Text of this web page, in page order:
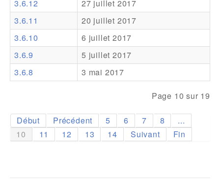
Forum
Support Pro
3.6.12
27 juillet 2017
3.6.11
20 juillet 2017
3.6.10
6 juillet 2017
3.6.9
5 juillet 2017
3.6.8
3 mai 2017
Page 10 sur 19
Début Précédent 5 6 7 8
...
10
11 12 13 14 Suivant Fin